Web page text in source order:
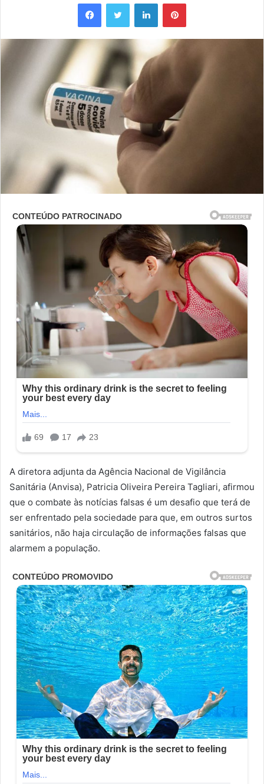
mail
FacebookTwitter LinkedinPinterest
A diretora adjunta da Agência Nacional de Vigilância
Sanitária (Anvisa), Patricia Oliveira Pereira Tagliari, afirmou
que o combate às notícias falsas é um desafio que terá de
ser enfrentado pela sociedade para que, em outros surtos
sanitários, não haja circulação de informações falsas que
alarmem a população.